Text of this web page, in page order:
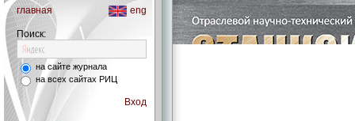
главная eng
Поиск:
на сайте журнала
на всех сайтах РИЦ
Вход